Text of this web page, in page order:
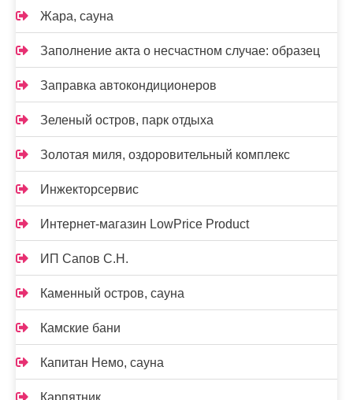
Жара, сауна
Заполнение акта о несчастном случае: образец
Заправка автокондиционеров
Зеленый остров, парк отдыха
Золотая миля, оздоровительный комплекс
Инжекторсервис
Интернет-магазин LowPrice Product
ИП Сапов С.Н.
Каменный остров, сауна
Камские бани
Капитан Немо, сауна
Карпятник